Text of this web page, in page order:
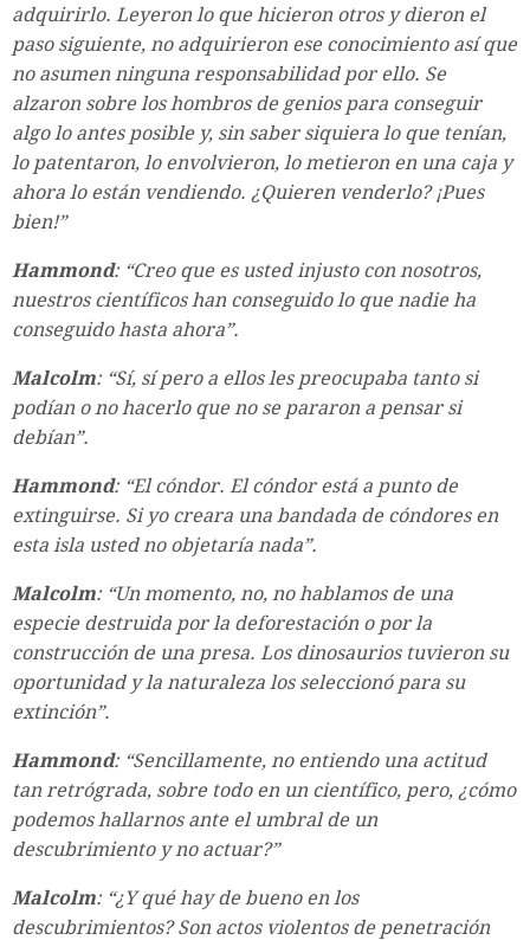
adquirirlo. Leyeron lo que hicieron otros y dieron el
paso siguiente, no adquirieron ese conocimiento así que
no asumen ninguna responsabilidad por ello. Se
alzaron sobre los hombros de genios para conseguir
algo lo antes posible y, sin saber siquiera lo que tenían,
lo patentaron, lo envolvieron, lo metieron en una caja y
ahora lo están vendiendo. ¿Quieren venderlo? ¡Pues
bien!”
Hammond: “Creo que es usted injusto con nosotros,
nuestros científicos han conseguido lo que nadie ha
conseguido hasta ahora”.
Malcolm: “Sí, sí pero a ellos les preocupaba tanto si
podían o no hacerlo que no se pararon a pensar si
debían”.
Hammond: “El cóndor. El cóndor está a punto de
extinguirse. Si yo creara una bandada de cóndores en
esta isla usted no objetaría nada”.
Malcolm: “Un momento, no, no hablamos de una
especie destruida por la deforestación o por la
construcción de una presa. Los dinosaurios tuvieron su
oportunidad y la naturaleza los seleccionó para su
extinción”.
Hammond: “Sencillamente, no entiendo una actitud
tan retrógrada, sobre todo en un científico, pero, ¿cómo
podemos hallarnos ante el umbral de un
descubrimiento y no actuar?”
Malcolm: “¿Y qué hay de bueno en los
descubrimientos? Son actos violentos de penetración